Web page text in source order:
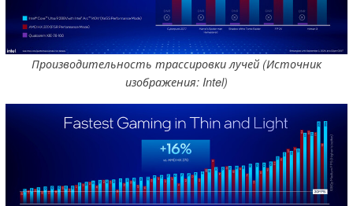
Производительность трассировки лучей (Источник
изображения: Intel)